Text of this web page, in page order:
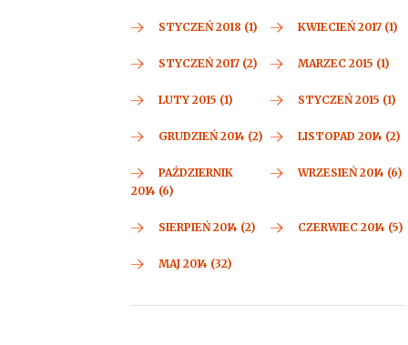
STYCZEŃ 2018 (1) KWIECIEŃ 2017 (1)
STYCZEŃ 2017 (2) MARZEC 2015 (1)
LUTY 2015 (1) STYCZEŃ 2015 (1)
GRUDZIEŃ 2014 (2) LISTOPAD 2014 (2)
PAŹDZIERNIK
2014 (6)
WRZESIEŃ 2014 (6)
SIERPIEŃ 2014 (2) CZERWIEC 2014 (5)
MAJ 2014 (32)